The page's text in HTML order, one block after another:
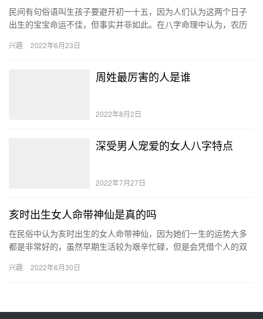
民间有句俗语叫生孩子要避开初一十五，因为人们认为这两个日子
出生的宝宝命运不佳，但事实并非如此。在八字命理中认为，农历
展。 …
兴趣 2022年6月23日
周姓最厉害的人是谁
2022年8月2日
深受男人宠爱的女人八字特点
2022年7月27日
亥时出生女人命带神仙是真的吗
在民俗中认为亥时出生的女人命带神仙，因为她们一生的运势大多
都是非常好的，虽然早期生活较为艰辛忙碌，但是会凭借个人的双
生…
兴趣 2022年6月30日